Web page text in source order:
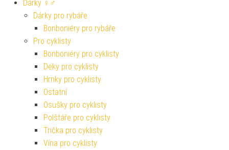
Dárky ♀♂
Dárky pro rybáře
Bonboniéry pro rybáře
Pro cyklisty
Bonboniéry pro cyklisty
Deky pro cyklisty
Hrnky pro cyklisty
Ostatní
Osušky pro cyklisty
Polštáře pro cyklisty
Trička pro cyklisty
Vína pro cyklisty